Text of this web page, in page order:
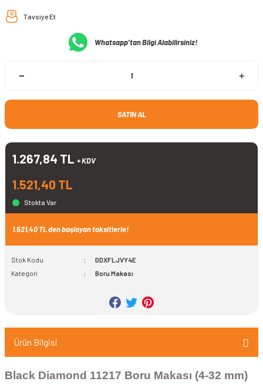
Tavsiye Et
Whatsapp’tan Bilgi Alabilirsiniz!
SATIN AL
1.267,84 TL + KDV
1.521,40 TL
Stokta Var
1.521,40 TL den başlayan taksitlerle!
Stok Kodu
DDXFLJVY4E
Kategori
Boru Makası
Ürün Bilgisi
Black Diamond 11217 Boru Makası (4-32 mm)